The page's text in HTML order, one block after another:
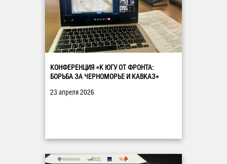
КОНФЕРЕНЦИЯ «К ЮГУ ОТ ФРОНТА:
БОРЬБА ЗА ЧЕРНОМОРЬЕ И КАВКАЗ»
23 апреля 2026